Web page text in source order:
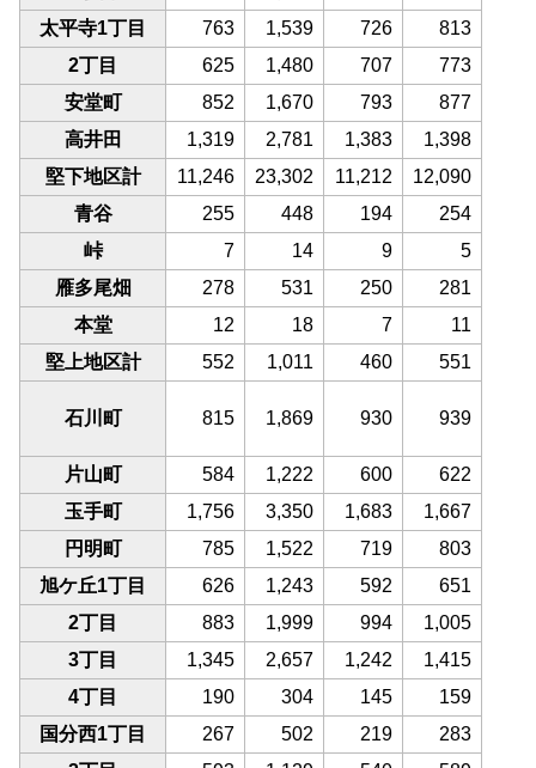
太平寺1丁目
763 1,539 726
813
2丁目
625 1,480 707
773
安堂町
852 1,670 793
877
高井田
1,319 2,781 1,383
1,398
堅下地区計
11,246 23,302 11,212
12,090
青谷
255 448 194
254
峠
7 14 9
5
雁多尾畑
278 531 250
281
本堂
12 18 7
11
堅上地区計
552 1,011 460 551
石川町 815 1,869 930 939
片山町 584 1,222 600
622
玉手町
1,756 3,350 1,683
1,667
円明町
785 1,522 719
803
旭ケ丘1丁目
626 1,243 592
651
2丁目
883 1,999 994
1,005
3丁目
1,345 2,657 1,242
1,415
4丁目
190 304 145
159
国分西1丁目
267 502 219
283